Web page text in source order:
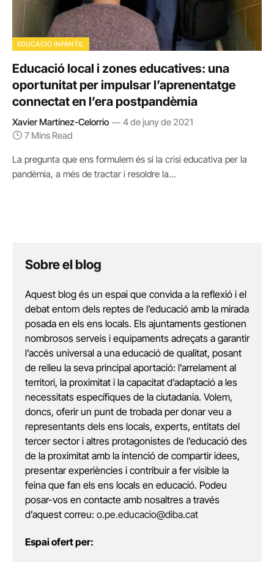
EDUCACIÓ INFANTIL
Educació local i zones educatives: una
oportunitat per impulsar l’aprenentatge
connectat en l’era postpandèmia
Xavier Martínez-Celorrio
4 de juny de 2021
7 Mins Read
La pregunta que ens formulem és si la crisi educativa per la
pandèmia, a més de tractar i resoldre la…
Sobre el blog
Aquest blog és un espai que convida a la reflexió i el
debat entorn dels reptes de l’educació amb la mirada
posada en els ens locals. Els ajuntaments gestionen
nombrosos serveis i equipaments adreçats a garantir
l’accés universal a una educació de qualitat, posant
de relleu la seva principal aportació: l’arrelament al
territori, la proximitat i la capacitat d’adaptació a les
necessitats específiques de la ciutadania. Volem,
doncs, oferir un punt de trobada per donar veu a
representants dels ens locals, experts, entitats del
tercer sector i altres protagonistes de l’educació des
de la proximitat amb la intenció de compartir idees,
presentar experiències i contribuir a fer visible la
feina que fan els ens locals en educació. Podeu
posar-vos en contacte amb nosaltres a través
d’aquest correu: o.pe.educacio@diba.cat
Espai ofert per: